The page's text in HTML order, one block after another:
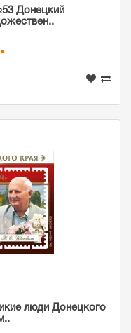
Донецкий
люди Донецкого